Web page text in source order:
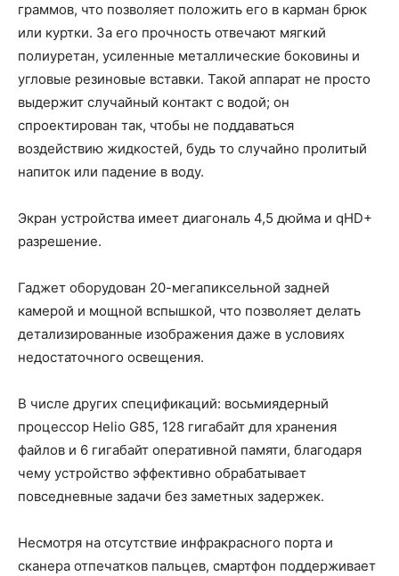
граммов, что позволяет положить его в карман брюк
или куртки. За его прочность отвечают мягкий
полиуретан, усиленные металлические боковины и
угловые резиновые вставки. Такой аппарат не просто
выдержит случайный контакт с водой; он
спроектирован так, чтобы не поддаваться
воздействию жидкостей, будь то случайно пролитый
напиток или падение в воду.
Экран устройства имеет диагональ 4,5 дюйма и qHD+
разрешение.
Гаджет оборудован 20-мегапиксельной задней
камерой и мощной вспышкой, что позволяет делать
детализированные изображения даже в условиях
недостаточного освещения.
В числе других спецификаций: восьмиядерный
процессор Helio G85, 128 гигабайт для хранения
файлов и 6 гигабайт оперативной памяти, благодаря
чему устройство эффективно обрабатывает
повседневные задачи без заметных задержек.
Несмотря на отсутствие инфракрасного порта и
сканера отпечатков пальцев, смартфон поддерживает